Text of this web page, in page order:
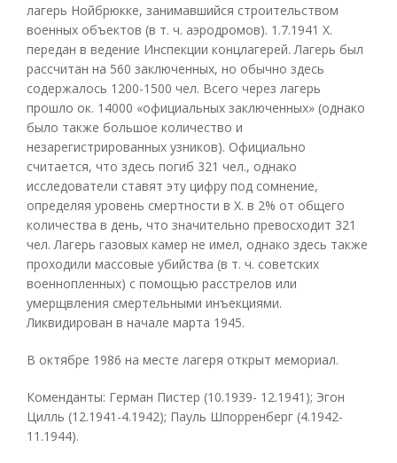
лагерь Нойбрюкке, занимавшийся строительством
военных объектов (в т. ч. аэродромов). 1.7.1941 X.
передан в ведение Инспекции концлагерей. Лагерь был
рассчитан на 560 заключенных, но обычно здесь
содержалось 1200-1500 чел. Всего через лагерь
прошло ок. 14000 «официальных заключенных» (однако
было также большое количество и
незарегистрированных узников). Официально
считается, что здесь погиб 321 чел., однако
исследователи ставят эту цифру под сомнение,
определяя уровень смертности в X. в 2% от общего
количества в день, что значительно превосходит 321
чел. Лагерь газовых камер не имел, однако здесь также
проходили массовые убийства (в т. ч. советских
военнопленных) с помощью расстрелов или
умерщвления смертельными инъекциями.
Ликвидирован в начале марта 1945.
В октябре 1986 на месте лагеря открыт мемориал.
Коменданты: Герман Пистер (10.1939- 12.1941); Эгон
Цилль (12.1941-4.1942); Пауль Шпорренберг (4.1942-
11.1944).